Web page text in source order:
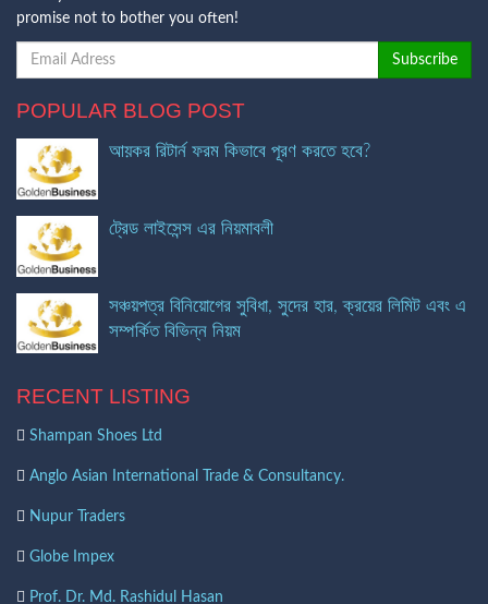
promise not to bother you often!
POPULAR BLOG POST
আয়কর রিটার্ন ফরম কিভাবে পূরণ করতে হবে?
ট্রেড লাইসেন্স এর নিয়মাবলী
সঞ্চয়পত্র বিনিয়োগের সুবিধা, সুদের হার, ক্রয়ের লিমিট এবং এ
সম্পর্কিত বিভিন্ন নিয়ম
RECENT LISTING
Shampan Shoes Ltd
Anglo Asian International Trade & Consultancy.
Nupur Traders
Globe Impex
Prof. Dr. Md. Rashidul Hasan